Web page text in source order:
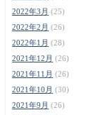
2022年3月 (25)
2022年2月 (26)
2022年1月 (28)
2021年12月 (26)
2021年11月 (26)
2021年10月 (30)
2021年9月 (26)